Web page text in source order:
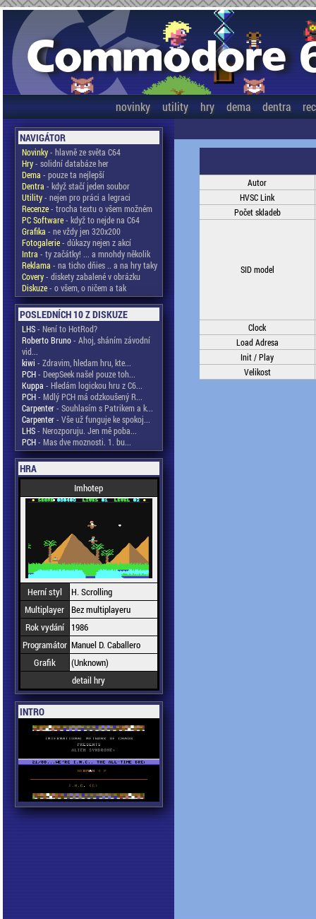
novinky utility hry dema dentra
NAVIGÁTOR
Novinky- hlavně ze světa C64
Hry- solidní databáze her
Dema - pouze ta nejlepší
Dentra - když stačí jeden soubor
Utility- nejen pro práci a legraci
Recenze- trocha textu o všem možném
PC Software- když to nejde na C64
Grafika - ne vždy jen 320x200
Fotogalerie- důkazy nejen z akcí
Intra - ty začátky! ... a mnohdy několik
Reklama - na ticho dňies .. a na hry taky
Covery- diskety zabalené v obrázku
Diskuze- o všem, o ničem a tak
POSLEDNÍCH 10 Z DISKUZE
LHS- Není to HotRod?
Roberto Bruno- Ahoj, sháním závodní
vid...
kiwi - Zdravim, hledam hru, kte...
PCH- DeepSeek našel pouze toh...
Kuppa - Hledám logickou hru z C6...
PCH- Mdlý PCH má odzkoušený R...
Carpenter- Souhlasím s Patrikem a k...
Carpenter- Vše už funguje ke spokoj...
LHS- Nerozporuju. Jen mě poba...
PCH- Mas dve moznosti. 1. bu...
HRA
Imhotep
Herní styl
H. Scrolling
Multiplayer Bez multiplayeru
Rok vydání
1986
Programátor Manuel D. Caballero
Grafik
(Unknown)
detail hry
INTRO
Autor
HVSC Link
Počet skladeb
SID model
Clock
Load Adresa
Init / Play
Velikost